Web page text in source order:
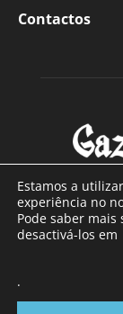
Contactos
Com sede
a sul de distrito
Estamos a
experiência no
Pode saber
desactivá-los em
.